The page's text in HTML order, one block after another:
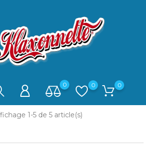
0 0 0
1-5 de 5 article(s)